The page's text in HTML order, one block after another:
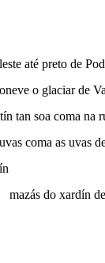
até preto de
o glaciar de
tan soa coma na
coma as uvas
mazás do xardín